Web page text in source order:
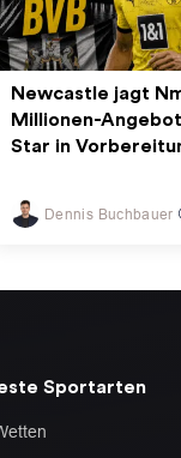
Newcastle jagt
Millionen-
Star in
Dennis Buchbauer
Sportarten